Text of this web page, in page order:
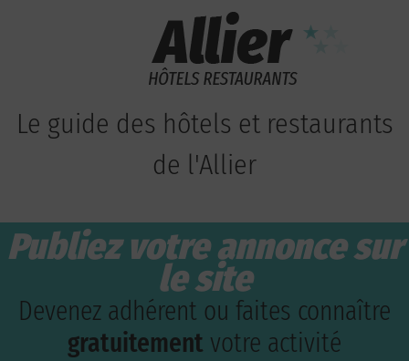
Le guide des hôtels et restaurants
de l'Allier
Publiez votre annonce sur
le site
Devenez adhérent ou faites connaître
gratuitement votre activité